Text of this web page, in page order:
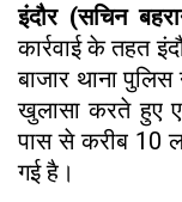
इंदौर (सचिन
कार्रवाई के तहत
बाजार थाना
खुलासा करते हुए
पास से करीब 10
गई है।